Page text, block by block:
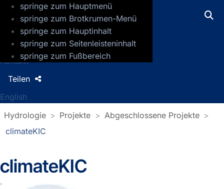
springe zum Hauptmenü
springe zum Brotkrumen-Menü
springe zum Hauptinhalt
springe zum Seitenleisteninhalt
springe zum Fußbereich
GFZ Helmholtz-Zentrum für
Presse
Jobs
Kontakt
English
Teilen
Hydrologie Projekte
Abgeschlossene Projekte
climateKIC
climateKIC